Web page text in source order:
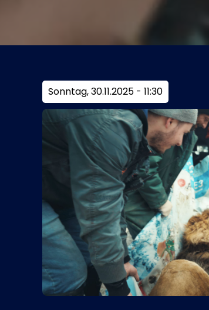
Sonntag, 30.11.2025 - 11:30